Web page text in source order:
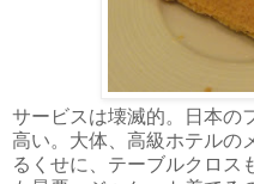
サービスは壊滅的。日本の
高い。大体、高級ホテルの
るくせに、テーブルクロス